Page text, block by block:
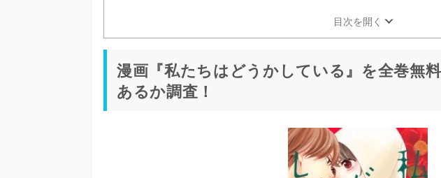
目次を開く
漫画『私たちはどうかしている』を全巻無
あるか調査！